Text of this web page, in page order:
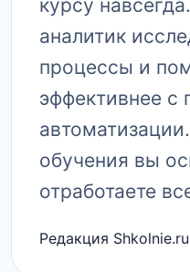
курсу
аналитик
процессы и
эффективнее
обучения вы
отработаете
Редакция Shkolnie.ru